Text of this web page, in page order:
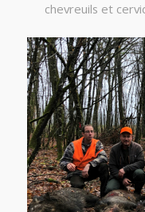
chevreuils et